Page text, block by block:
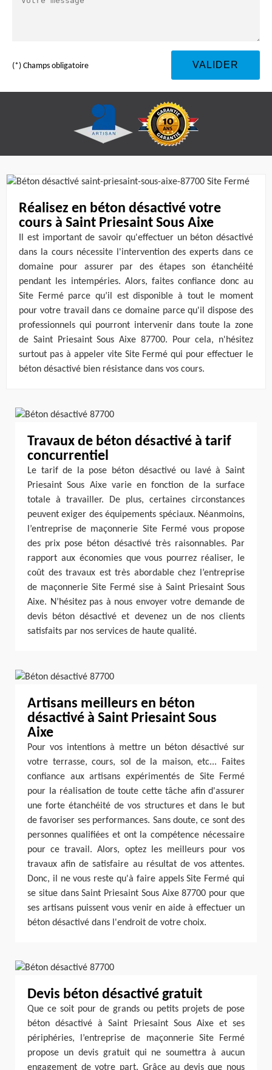
(*) Champs obligatoire
Réalisez en béton désactivé votre
cours à Saint Priesaint Sous Aixe
Il est important de savoir qu'effectuer un béton désactivé
dans la cours nécessite l'intervention des experts dans ce
domaine pour assurer par des étapes son étanchéité
pendant les intempéries. Alors, faites confiance donc au
Site Fermé parce qu’il est disponible à tout le moment
pour votre travail dans ce domaine parce qu'il dispose des
professionnels qui pourront intervenir dans toute la zone
de Saint Priesaint Sous Aixe 87700. Pour cela, n'hésitez
surtout pas à appeler vite Site Fermé qui pour effectuer le
béton désactivé bien résistance dans vos cours.
Travaux de béton désactivé à tarif
concurrentiel
Le tarif de la pose béton désactivé ou lavé à Saint
Priesaint Sous Aixe varie en fonction de la surface
totale à travailler. De plus, certaines circonstances
peuvent exiger des équipements spéciaux. Néanmoins,
l’entreprise de maçonnerie Site Fermé vous propose
des prix pose béton désactivé très raisonnables. Par
rapport aux économies que vous pourrez réaliser, le
coût des travaux est très abordable chez l’entreprise
de maçonnerie Site Fermé sise à Saint Priesaint Sous
Aixe. N’hésitez pas à nous envoyer votre demande de
devis béton désactivé et devenez un de nos clients
satisfaits par nos services de haute qualité.
Artisans meilleurs en béton
désactivé à Saint Priesaint Sous
Aixe
Pour vos intentions à mettre un béton désactivé sur
votre terrasse, cours, sol de la maison, etc... Faites
confiance aux artisans expérimentés de Site Fermé
pour la réalisation de toute cette tâche afin d'assurer
une forte étanchéité de vos structures et dans le but
de favoriser ses performances. Sans doute, ce sont des
personnes qualifiées et ont la compétence nécessaire
pour ce travail. Alors, optez les meilleurs pour vos
travaux afin de satisfaire au résultat de vos attentes.
Donc, il ne vous reste qu'à faire appels Site Fermé qui
se situe dans Saint Priesaint Sous Aixe 87700 pour que
ses artisans puissent vous venir en aide à effectuer un
béton désactivé dans l'endroit de votre choix.
Devis béton désactivé gratuit
Que ce soit pour de grands ou petits projets de pose
béton désactivé à Saint Priesaint Sous Aixe et ses
périphéries, l’entreprise de maçonnerie Site Fermé
propose un devis gratuit qui ne soumettra à aucun
engagement de votre part. Grâce au devis que nous